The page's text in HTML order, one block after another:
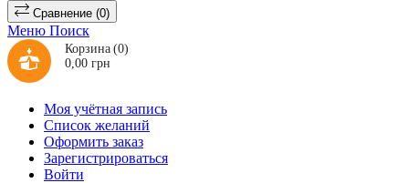
Сравнение (0)
Меню Поиск
Корзина (0)
0,00 грн
Моя учётная запись
Список желаний
Оформить заказ
Зарегистрироваться
Войти